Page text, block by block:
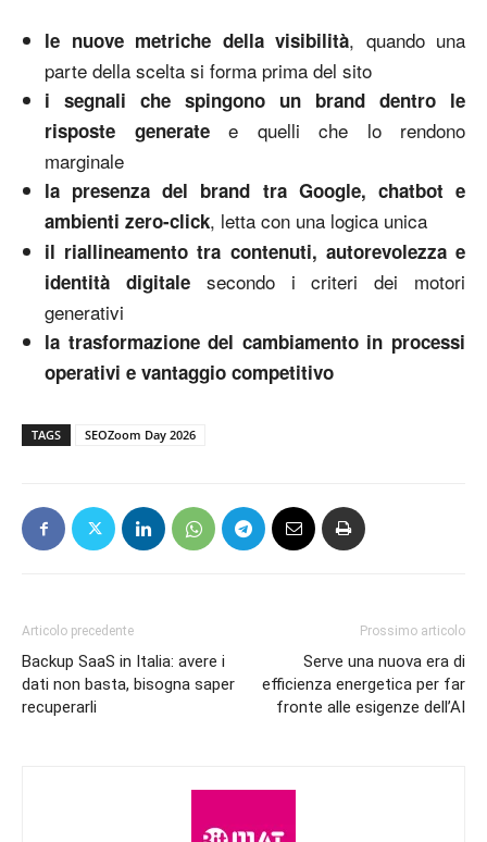
le nuove metriche della visibilità, quando una
parte della scelta si forma prima del sito
i segnali che spingono un brand dentro le
risposte generatee quelli che lo rendono
marginale
la presenza del brand tra Google, chatbot e
ambienti zero-click, letta con una logica unica
il riallineamento tra contenuti, autorevolezza e
identità digitalesecondo i criteri dei motori
generativi
la trasformazione del cambiamento in processi
operativi e vantaggio competitivo
TAGS SEOZoom Day 2026
Articolo precedente
Backup SaaS in Italia: avere i
dati non basta, bisogna saper
recuperarli
Prossimo articolo
Serve una nuova era di
efficienza energetica per far
fronte alle esigenze dell’AI